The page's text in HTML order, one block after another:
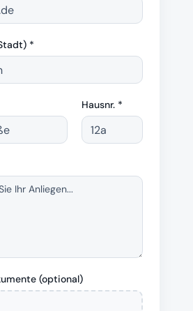
*
Hausnr. *
(optional)